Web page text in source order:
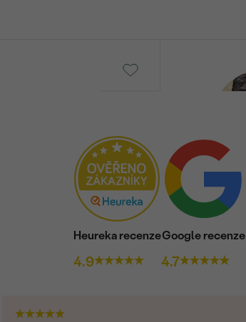
od 19 190 Kč
Heureka recenze
4.9
Google recenze
4.7